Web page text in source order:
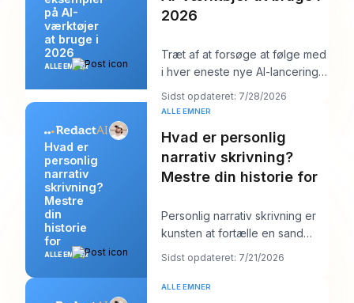
på AI-
værktøjer
at bruge i
2026
ALLE EMNER
2026
Træt af at forsøge at følge med
i hver eneste nye AI-lancering
og stadig skulle poste noget
ordentli
Sidst opdateret: 7/28/2026
Hvad er
personlig
narrativ
skrivning?
Mestre
din
historie
for
ALLE EMNER
ALLE EMNER
Hvad er personlig
narrativ skrivning?
Mestre din historie for
Personlig narrativ skrivning er
kunsten at fortælle en sand
historie fra dit eget liv for at
afsløre
Sidst opdateret: 7/21/2026
ALLE EMNER